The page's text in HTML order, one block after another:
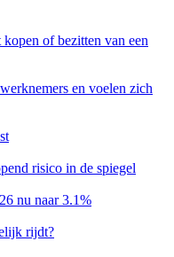
of bezitten van een
en voelen zich
risico in de spiegel
nu naar 3.1%
rijdt?